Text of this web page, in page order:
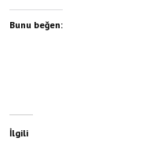
Bunu beğen:
İlgili